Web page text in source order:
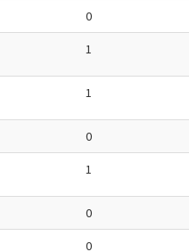
0
1
1
0
1
0
0